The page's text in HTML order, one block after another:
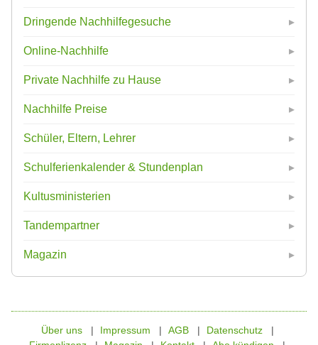
Dringende Nachhilfegesuche
Online-Nachhilfe
Private Nachhilfe zu Hause
Nachhilfe Preise
Schüler, Eltern, Lehrer
Schulferienkalender & Stundenplan
Kultusministerien
Tandempartner
Magazin
Über uns Impressum AGB
Datenschutz